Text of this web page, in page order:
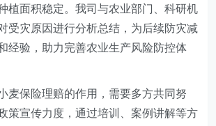
植面积稳定。我司与农业部门、科研机
受灾原因进行分析总结，为后续防灾减
经验，助力完善农业生产风险防控体
麦保险理赔的作用，需要多方共同努
策宣传力度，通过培训、案例讲解等方